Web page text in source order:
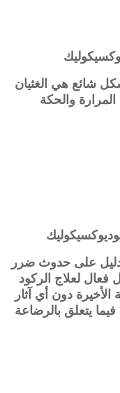
بشكل شائع هي الغثيان
والحكة
دليل على حدوث ضرر
فعال لعلاج الركود
الأخيرة دون أي آثار
يتعلق بالرضاعة